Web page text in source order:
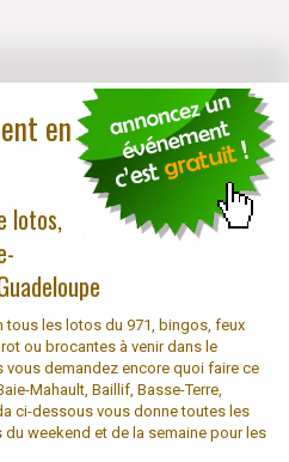
en
lotos,
tous les lotos du 971, bingos, feux
ou brocantes à venir dans le
vous demandez encore quoi faire ce
Mahault, Baillif, Basse-Terre,
ci-dessous vous donne toutes les
weekend et de la semaine pour les